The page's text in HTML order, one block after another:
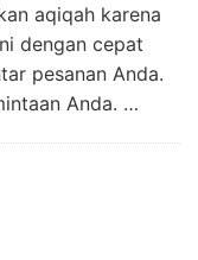
aqiqah karena
dengan cepat
pesanan Anda.
Anda. …